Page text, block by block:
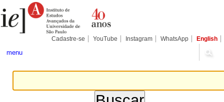
para
conteúdo.
Pessoais
Cadastre-se YouTube Instagram WhatsApp English
menu